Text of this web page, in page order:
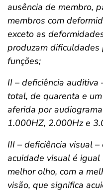
ausência de membro,
membros com
exceto as
produzam
funções;
II – deficiência
total, de quarenta e
aferida por
1.000HZ, 2.000Hz e
III – deficiência visual
acuidade visual é
melhor olho, com a
visão, que significa